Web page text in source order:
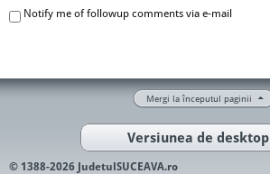
Notify me of followup comments via e-mail
Mergi la începutul paginii
Versiunea de desktop
© 1388-2026 JudetulSUCEAVA.ro